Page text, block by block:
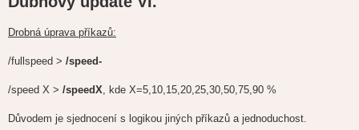
s
v
Drobná úprava příkazů:
/fullspeed > /speed-
/speed X > /speedX, kde X=5,10,15,20,25,30,50,75,90 %
Důvodem je sjednocení s logikou jiných příkazů a jednoduchost.